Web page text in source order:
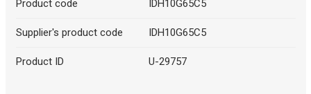
Product code IDH10G65C5
Supplier's product code IDH10G65C5
Product ID U-29757